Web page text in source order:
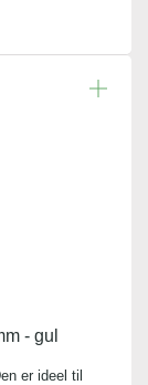
- gul
er ideel til